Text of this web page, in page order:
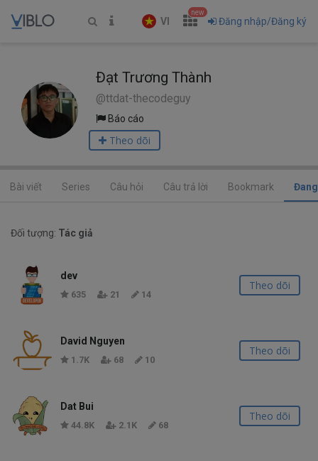
VI
new
Đăng nhập/Đăng ký
Đạt Trương Thành
@ttdat-thecodeguy
Báo cáo
Theo dõi
Bài viết Series Câu hỏi Câu trả lời Bookmark
Đối tượng: Tác giả
dev
635 21 14
Theo dõi
David Nguyen
1.7K 68 10
Theo dõi
Dat Bui
44.8K 2.1K 68
Theo dõi